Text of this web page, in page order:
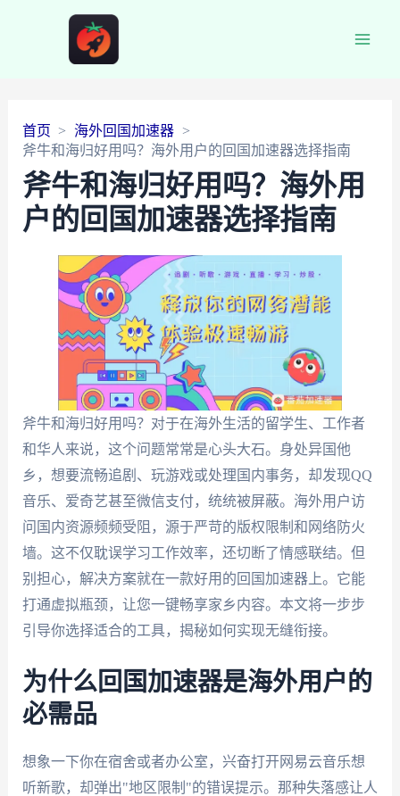
首页
海外回国加速器
斧牛和海归好用吗？海外用户的回国加速器选择指南
斧牛和海归好用吗？海外用
户的回国加速器选择指南
斧牛和海归好用吗？对于在海外生活的留学生、工作者
和华人来说，这个问题常常是心头大石。身处异国他
乡，想要流畅追剧、玩游戏或处理国内事务，却发现QQ
音乐、爱奇艺甚至微信支付，统统被屏蔽。海外用户访
问国内资源频频受阻，源于严苛的版权限制和网络防火
墙。这不仅耽误学习工作效率，还切断了情感联结。但
别担心，解决方案就在一款好用的回国加速器上。它能
打通虚拟瓶颈，让您一键畅享家乡内容。本文将一步步
引导你选择适合的工具，揭秘如何实现无缝衔接。
为什么回国加速器是海外用户的
必需品
想象一下你在宿舍或者办公室，兴奋打开网易云音乐想
听新歌，却弹出"地区限制"的错误提示。那种失落感让人